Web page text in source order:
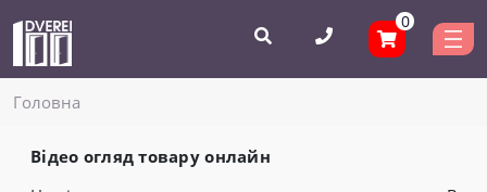
0
Головнa
Відео огляд товару онлайн